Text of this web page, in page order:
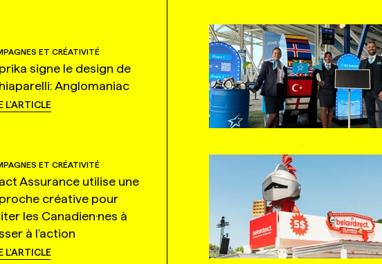
ET CRÉATIVITÉ
signe le design de
Anglomaniac
L'ARTICLE
ET CRÉATIVITÉ
Assurance utilise une
créative pour
les Canadien·nes à
à l'action
L'ARTICLE